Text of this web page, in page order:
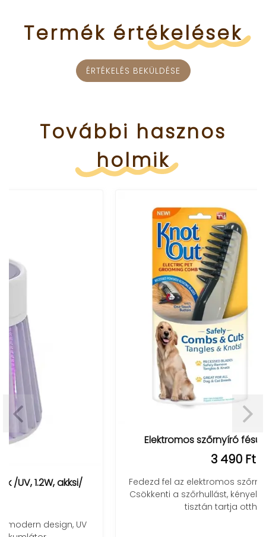
Termék értékelések
ÉRTÉKELÉS BEKÜLDÉSE
További hasznos
holmik
Elektromos szőrnyíró fésű kisállatokhoz
Fedezd fel az elektromos szőrnyíró fésű varázsát!
Csökkenti a szőrhullást, kényelmes, masszíroz, és
tisztán tartja otthonod.